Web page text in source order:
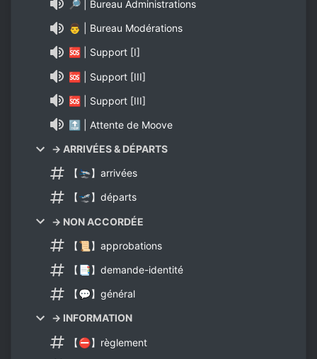
🔎 | Bureau Administrations
👨 | Bureau Modérations
🆘 | Support [I]
🆘 | Support [III]
🆘 | Support [III]
🔝 | Attente de Moove
→ ARRIVÉES & DÉPARTS
【🛬】arrivées
【🛫】départs
→ NON ACCORDÉE
【📜】approbations
【📑】demande-identité
【💬】général
→ INFORMATION
【⛔】règlement